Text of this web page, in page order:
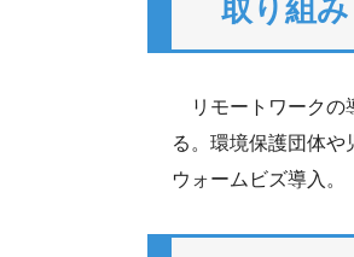
取り組み
リモートワークの
る。環境保護団体や
ウォームビズ導入。